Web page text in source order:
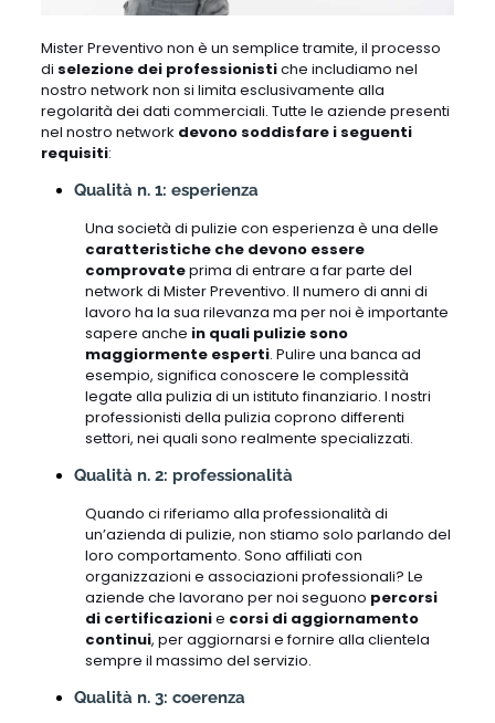
Mister Preventivo non è un semplice tramite, il processo
di selezione dei professionistiche includiamo nel
nostro network non si limita esclusivamente alla
regolarità dei dati commerciali. Tutte le aziende presenti
nel nostro network devono soddisfare i seguenti
requisiti:
Qualità n. 1: esperienza
Una società di pulizie con esperienza è una delle
caratteristiche che devono essere
comprovateprima di entrare a far parte del
network di Mister Preventivo. Il numero di anni di
lavoro ha la sua rilevanza ma per noi è importante
sapere anche in quali pulizie sono
maggiormente esperti. Pulire una banca ad
esempio, significa conoscere le complessità
legate alla pulizia di un istituto finanziario. I nostri
professionisti della pulizia coprono differenti
settori, nei quali sono realmente specializzati.
Qualità n. 2: professionalità
Quando ci riferiamo alla professionalità di
un’azienda di pulizie, non stiamo solo parlando del
loro comportamento. Sono affiliati con
organizzazioni e associazioni professionali? Le
aziende che lavorano per noi seguono percorsi
di certificazionie corsi di aggiornamento
continui, per aggiornarsi e fornire alla clientela
sempre il massimo del servizio.
Qualità n. 3: coerenza